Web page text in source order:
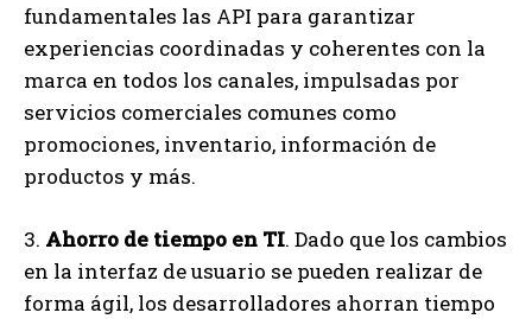
fundamentales las API para garantizar
experiencias coordinadas y coherentes con la
marca en todos los canales, impulsadas por
servicios comerciales comunes como
promociones, inventario, información de
productos y más.
3. Ahorro de tiempo en TI. Dado que los cambios
en la interfaz de usuario se pueden realizar de
forma ágil, los desarrolladores ahorran tiempo